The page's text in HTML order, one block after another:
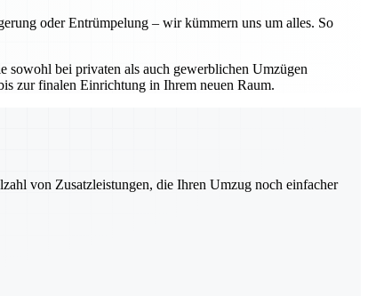
oder Entrümpelung – wir kümmern uns um alles. So
sowohl bei privaten als auch gewerblichen Umzügen
zur finalen Einrichtung in Ihrem neuen Raum.
von Zusatzleistungen, die Ihren Umzug noch einfacher